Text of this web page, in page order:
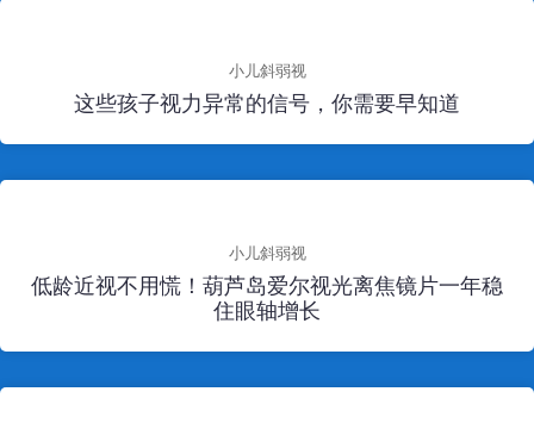
小儿斜弱视
这些孩子视力异常的信号，你需要早知道
小儿斜弱视
低龄近视不用慌！葫芦岛爱尔视光离焦镜片一年稳
住眼轴增长